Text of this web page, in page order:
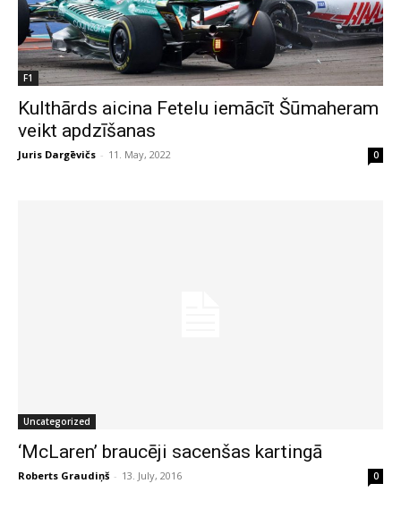
F1
Kulthārds aicina Fetelu iemācīt Šūmaheram
veikt apdzīšanas
Juris Dargēvičs - 11. May, 2022 0
Uncategorized
‘McLaren’ braucēji sacenšas kartingā
Roberts Graudiņš - 13. July, 2016 0